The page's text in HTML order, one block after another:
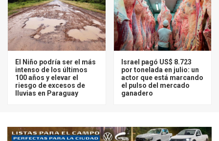
El Niño podría ser el más
intenso de los últimos
100 años y elevar el
riesgo de excesos de
lluvias en Paraguay
Israel pagó US$ 8.723
por tonelada en julio: un
actor que está marcando
el pulso del mercado
ganadero